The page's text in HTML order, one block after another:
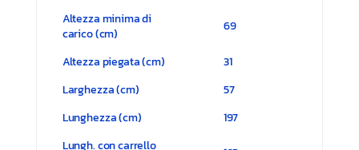
Altezza minima di
carico (cm)
69
Altezza piegata (cm)
31
Larghezza (cm)
57
Lunghezza (cm)
197
Lungh. con carrello